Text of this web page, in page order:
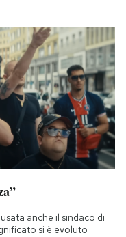
anche il sindaco di
si è evoluto